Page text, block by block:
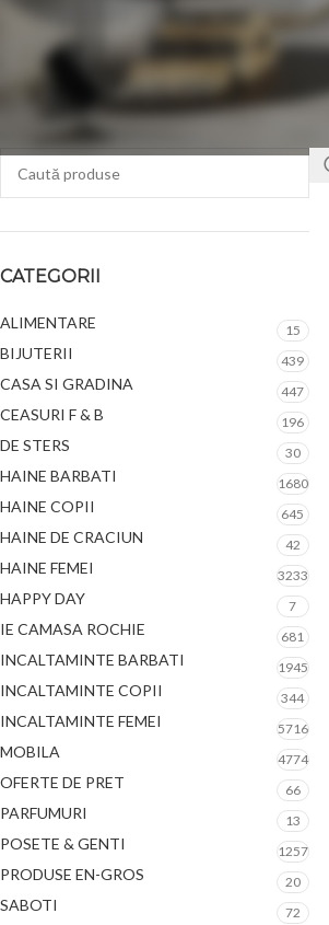
CATEGORII
ALIMENTARE 15
BIJUTERII 439
CASA SI GRADINA 447
CEASURI F & B 196
DE STERS 30
HAINE BARBATI 1680
HAINE COPII 645
HAINE DE CRACIUN 42
HAINE FEMEI 3233
HAPPY DAY 7
IE CAMASA ROCHIE 681
INCALTAMINTE BARBATI 1945
INCALTAMINTE COPII 344
INCALTAMINTE FEMEI 5716
MOBILA 4774
OFERTE DE PRET 66
PARFUMURI 13
POSETE & GENTI 1257
PRODUSE EN-GROS 20
SABOTI 72